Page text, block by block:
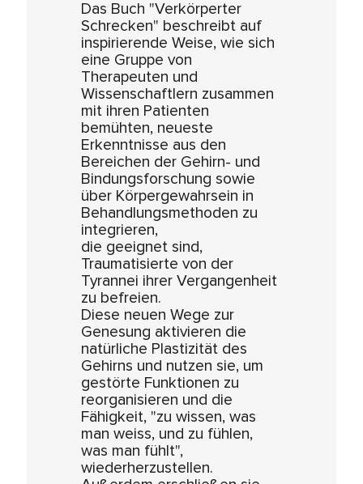
Das Buch "Verkörperter
Schrecken" beschreibt auf
inspirierende Weise, wie sich
eine Gruppe von
Therapeuten und
Wissenschaftlern zusammen
mit ihren Patienten
bemühten, neueste
Erkenntnisse aus den
Bereichen der Gehirn- und
Bindungsforschung sowie
über Körpergewahrsein in
Behandlungsmethoden zu
integrieren,
die geeignet sind,
Traumatisierte von der
Tyrannei ihrer Vergangenheit
zu befreien.
Diese neuen Wege zur
Genesung aktivieren die
natürliche Plastizität des
Gehirns und nutzen sie, um
gestörte Funktionen zu
reorganisieren und die
Fähigkeit, "zu wissen, was
man weiss, und zu fühlen,
was man fühlt",
wiederherzustellen.